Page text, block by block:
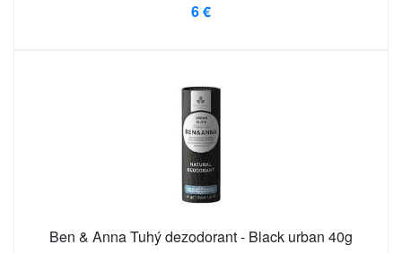
6 €
Ben & Anna Tuhý dezodorant - Black urban 40g